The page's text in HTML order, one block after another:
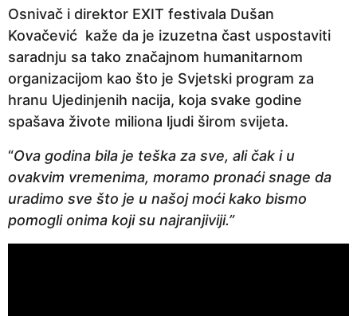
Osnivač i direktor EXIT festivala Dušan
Kovačević kaže da je izuzetna čast uspostaviti
saradnju sa tako značajnom humanitarnom
organizacijom kao što je Svjetski program za
hranu Ujedinjenih nacija, koja svake godine
spašava živote miliona ljudi širom svijeta.
“Ova godina bila je teška za sve, ali čak i u
ovakvim vremenima, moramo pronaći snage da
uradimo sve što je u našoj moći kako bismo
pomogli onima koji su najranjiviji.”